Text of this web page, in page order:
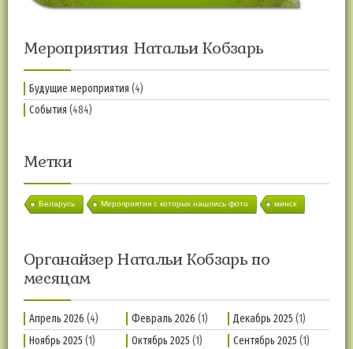
Мероприятия Натальи Кобзарь
Будущие мероприятия (4)
События (484)
Метки
Беларусь Мероприятия с которых нашлись фото минск
Органайзер Натальи Кобзарь по
месяцам
Апрель 2026 (4) Февраль 2026 (1) Декабрь 2025 (1)
Ноябрь 2025 (1) Октябрь 2025 (1) Сентябрь 2025 (1)